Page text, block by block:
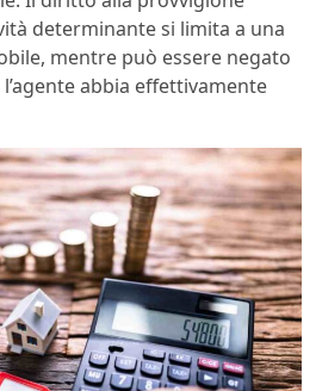
determinante si limita a una
mentre può essere negato
abbia effettivamente